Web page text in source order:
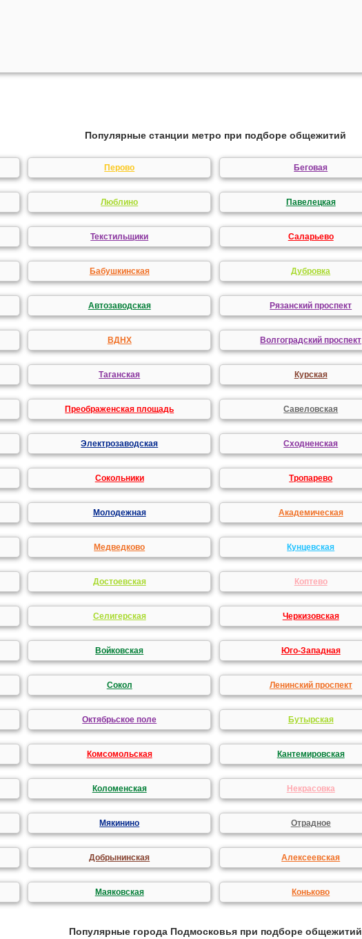
Популярные станции метро при подборе общежитий
Перово Беговая
Люблино Павелецкая
Текстильщики Саларьево
Бабушкинская Дубровка
Автозаводская Рязанский проспект
ВДНХ Волгоградский проспект
Таганская Курская
Преображенская площадь Савеловская
Электрозаводская Сходненская
Сокольники Тропарево
Молодежная Академическая
Медведково Кунцевская
Достоевская Коптево
Селигерская Черкизовская
Войковская Юго-Западная
Сокол Ленинский проспект
Октябрьское поле Бутырская
Комсомольская Кантемировская
Коломенская Некрасовка
Мякинино Отрадное
Добрынинская Алексеевская
Маяковская Коньково
Популярные города Подмосковья при подборе общежитий